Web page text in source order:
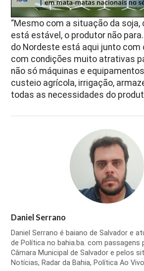
“Mesmo com a situação da soja,
está estável, o produtor não
do Nordeste está aqui junto com
com condições muito atrativas
não só máquinas e
custeio agrícola, irrigação,
todas as necessidades do
Daniel Serrano
Daniel Serrano é baiano de Salvador e
de Política no bahia.ba. com passagens
Câmara Municipal de Salvador e pelos
Notícias, Radar da Bahia, Política Ao